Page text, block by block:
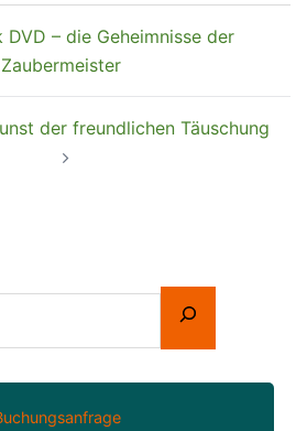
DVD – die Geheimnisse der
Zaubermeister
der freundlichen Täuschung